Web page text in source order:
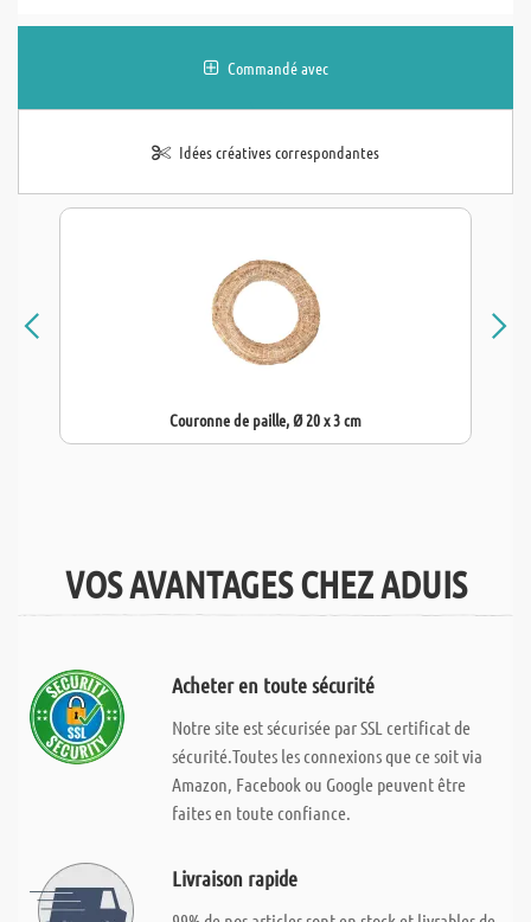
Commandé avec
Idées créatives correspondantes
Couronne de paille, Ø 20 x 3 cm
VOS AVANTAGES CHEZ ADUIS
Acheter en toute sécurité
Notre site est sécurisée par SSL certificat de
sécurité.Toutes les connexions que ce soit via
Amazon, Facebook ou Google peuvent être
faites en toute confiance.
Livraison rapide